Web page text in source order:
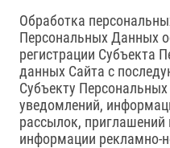
Обработка
Персональных Данных
регистрации Субъекта
данных Сайта с
Субъекту
уведомлений,
рассылок, приглашений
информации рекламно-